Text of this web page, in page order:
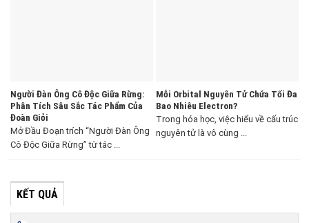
Người Đàn Ông Cô Độc Giữa Rừng:
Phân Tích Sâu Sắc Tác Phẩm Của
Đoàn Giỏi
Mở Đầu Đoạn trích “Người Đàn Ông
Cô Độc Giữa Rừng” từ tác ...
Mỗi Orbital Nguyên Tử Chứa Tối Đa
Bao Nhiêu Electron?
Trong hóa học, việc hiểu về cấu trúc
nguyên tử là vô cùng ...
KẾT QUẢ